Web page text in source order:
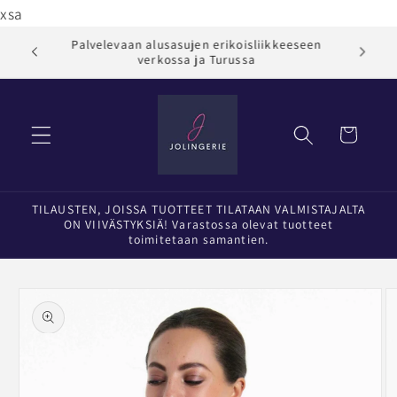
xsa
sisältöönPalvelevaan alusasujen erikoisliikkeeseen
verkossa ja Turussa
Ostoskori
TILAUSTEN, JOISSA TUOTTEET TILATAAN VALMISTAJALTA
ON VIIVÄSTYKSIÄ! Varastossa olevat tuotteet
toimitetaan samantien.
Siirry
tuotetietoihin